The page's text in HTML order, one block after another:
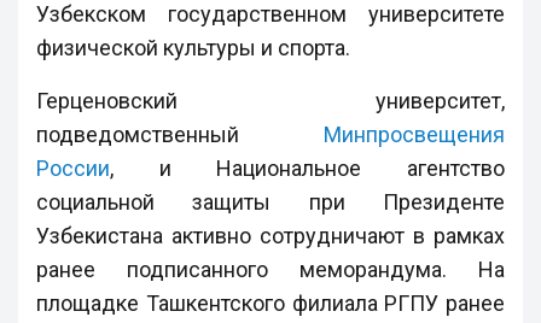
Узбекском государственном университете
физической культуры и спорта.
Герценовский университет,
подведомственный Минпросвещения
России, и Национальное агентство
социальной защиты при Президенте
Узбекистана активно сотрудничают в рамках
ранее подписанного меморандума. На
площадке Ташкентского филиала РГПУ ранее